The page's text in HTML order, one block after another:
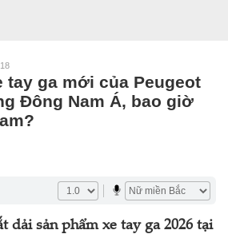
tay ga mới của Peugeot
Đông Nam Á, bao giờ
dải sản phẩm xe tay ga 2026 tại